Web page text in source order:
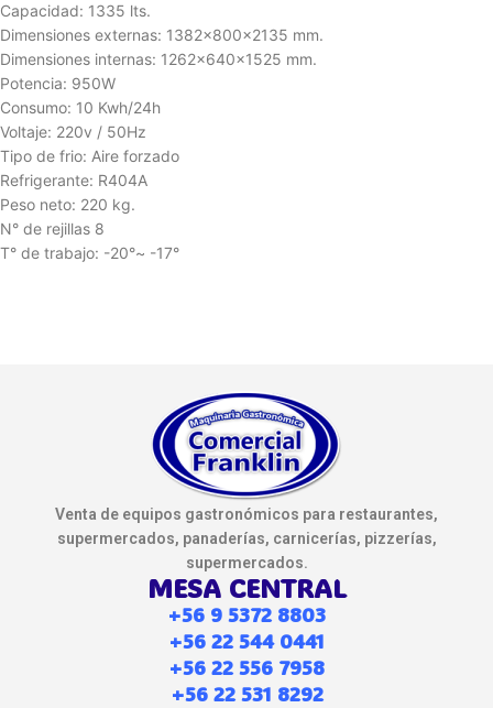
Capacidad: 1335 lts.
Dimensiones externas: 1382x800x2135 mm.
Dimensiones internas: 1262x640x1525 mm.
Potencia: 950W
Consumo: 10 Kwh/24h
Voltaje: 220v / 50Hz
Tipo de frio: Aire forzado
Refrigerante: R404A
Peso neto: 220 kg.
N° de rejillas 8
T° de trabajo: -20°~ -17°
Venta de equipos gastronómicos para restaurantes,
supermercados, panaderías, carnicerías, pizzerías,
supermercados.
MESA CENTRAL
+56 9 5372 8803
+56 22 544 0441
+56 22 556 7958
+56 22 531 8292